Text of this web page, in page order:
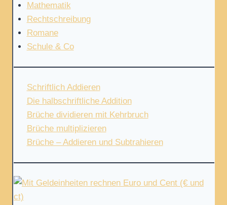
Mathematik
Rechtschreibung
Romane
Schule & Co
Schriftlich Addieren
Die halbschriftliche Addition
Brüche dividieren mit Kehrbruch
Brüche multiplizieren
Brüche – Addieren und Subtrahieren